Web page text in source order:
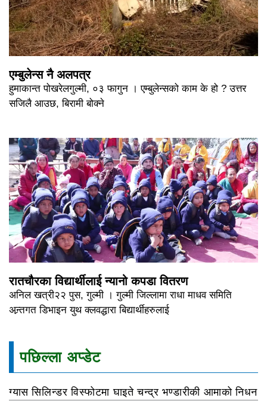
एम्बुलेन्स नै अलपत्र
हुमाकान्त पोखरेलगुल्मी, ०३ फागुन । एम्बुलेन्सको काम के हो ? उत्तर
सजिलै आउछ, बिरामी बोक्ने
रातचौरका विद्यार्थीलाई न्यानो कपडा वितरण
अनिल खत्री२२ पुस, गुल्मी । गुल्मी जिल्लामा राधा माधव समिति
अन्र्तगत डिभाइन युथ क्लवद्धारा बिद्यार्थीहरुलाई
पछिल्ला अप्डेट
ग्यास सिलिन्डर विस्फोटमा घाइते चन्द्र भण्डारीकी आमाको निधन